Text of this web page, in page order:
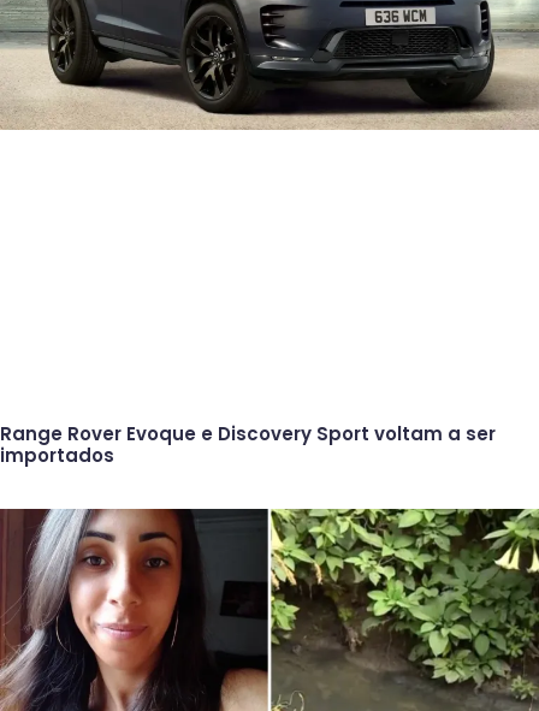
Range Rover Evoque e Discovery Sport voltam a ser
importados